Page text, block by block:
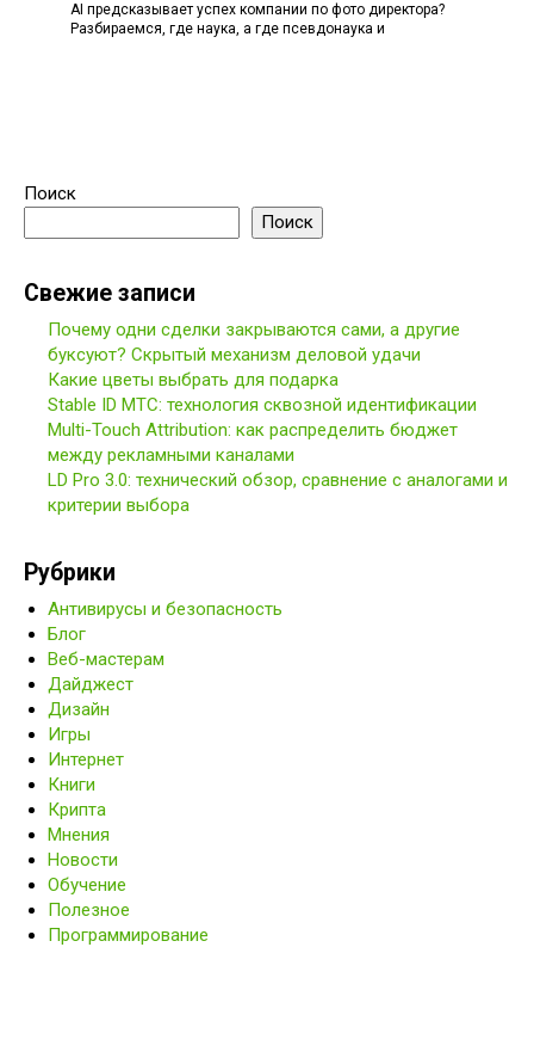
AI предсказывает успех компании по фото директора?
Разбираемся, где наука, а где псевдонаука и
Поиск
Поиск
Свежие записи
Почему одни сделки закрываются сами, а другие
буксуют? Скрытый механизм деловой удачи
Какие цветы выбрать для подарка
Stable ID МТС: технология сквозной идентификации
Multi-Touch Attribution: как распределить бюджет
между рекламными каналами
LD Pro 3.0: технический обзор, сравнение с аналогами и
критерии выбора
Рубрики
Антивирусы и безопасность
Блог
Веб-мастерам
Дайджест
Дизайн
Игры
Интернет
Книги
Крипта
Мнения
Новости
Обучение
Полезное
Программирование